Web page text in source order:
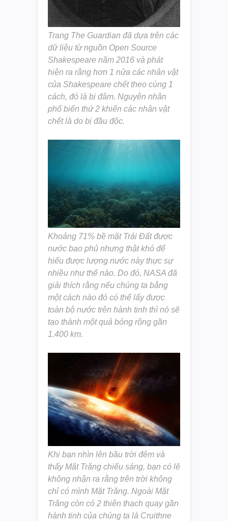
Trang The Guardian đã dựa trên các
dữ liệu từ nguồn Open Source
Shakespeare năm 2016 và phát
hiện ra rằng hơn 1 nửa các nhân vật
của Shakespeare chết theo cùng 1
cách, đó là bị đâm. Nguyên nhân
phổ biến thứ 2 khiến các nhân vật
chết là do bị đầu độc.
Khoảng 71% bề mặt Trái Đất được
nước bao phủ nhưng thật khó để
hiểu được lượng nước này thực sự
nhiều như thế nào. Do đó, NASA đã
giải thích rằng nếu chúng ta bằng
một cách nào đó có thể lấy được
toàn bộ nước trên hành tinh thì nó sẽ
tạo thành một quả bóng rộng gần
1.400 km.
Khi bạn nhìn lên bầu trời đêm và
thấy Mặt Trăng chiếu sáng, bạn có lẽ
không nhận ra rằng trên trời không
chỉ có mình Mặt Trăng. Ngoài Mặt
Trăng còn có 2 thiên thạch quay gần
hành tinh của chúng ta là Cruithne